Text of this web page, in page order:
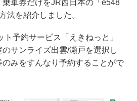
車券だけをJR西日本の「e548
法を紹介しました。
予約サービス「えきねっと」
サンライズ出雲/瀬戸を選択し
みをすんなり予約することがで